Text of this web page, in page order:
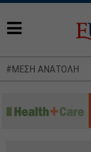
#ΜΕΣΗ ΑΝΑΤΟΛΗ